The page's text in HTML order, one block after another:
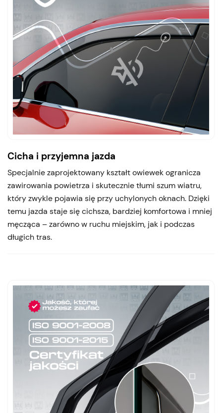
Cicha i przyjemna jazda
Specjalnie zaprojektowany kształt owiewek ogranicza
zawirowania powietrza i skutecznie tłumi szum wiatru,
który zwykle pojawia się przy uchylonych oknach. Dzięki
temu jazda staje się cichsza, bardziej komfortowa i mniej
męcząca – zarówno w ruchu miejskim, jak i podczas
długich tras.